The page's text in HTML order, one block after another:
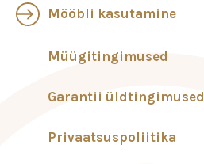
Mööbli kasutamine
Müügitingimused
Garantii üldtingimused
Privaatsuspoliitika